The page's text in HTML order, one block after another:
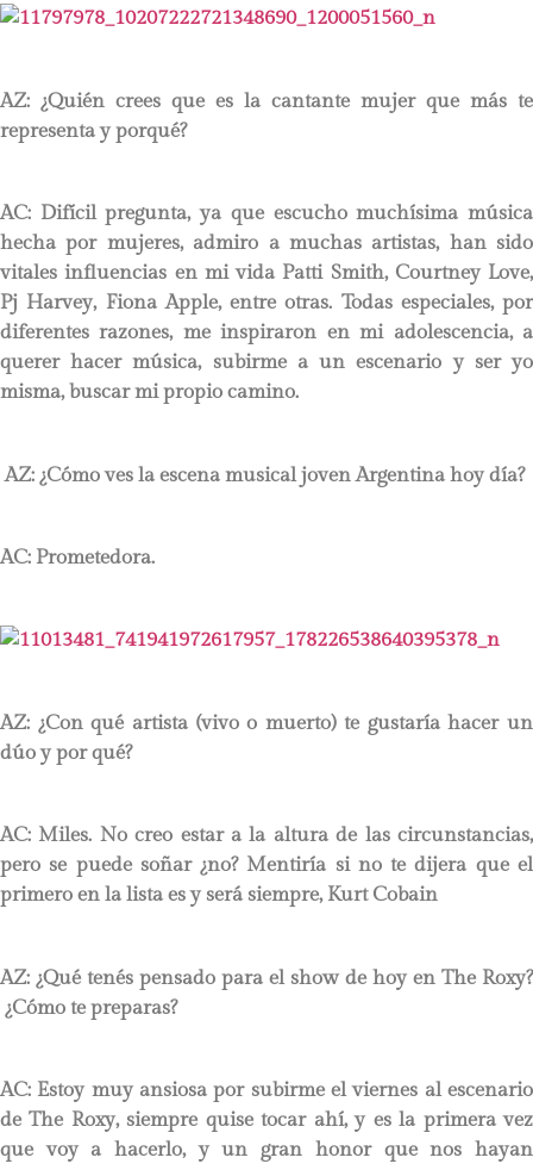
AZ: ¿Quién crees que es la cantante mujer que más te
representa y porqué?
AC: Difícil pregunta, ya que escucho muchísima música
hecha por mujeres, admiro a muchas artistas, han sido
vitales influencias en mi vida Patti Smith, Courtney Love,
Pj Harvey, Fiona Apple, entre otras. Todas especiales, por
diferentes razones, me inspiraron en mi adolescencia, a
querer hacer música, subirme a un escenario y ser yo
misma, buscar mi propio camino.
AZ: ¿Cómo ves la escena musical joven Argentina hoy día?
AC: Prometedora.
AZ: ¿Con qué artista (vivo o muerto) te gustaría hacer un
dúo y por qué?
AC: Miles. No creo estar a la altura de las circunstancias,
pero se puede soñar ¿no? Mentiría si no te dijera que el
primero en la lista es y será siempre, Kurt Cobain
AZ: ¿Qué tenés pensado para el show de hoy en The Roxy?
¿Cómo te preparas?
AC: Estoy muy ansiosa por subirme el viernes al escenario
de The Roxy, siempre quise tocar ahí, y es la primera vez
que voy a hacerlo, y un gran honor que nos hayan